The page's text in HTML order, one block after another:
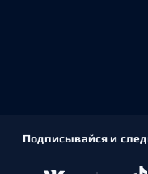
Подписывайся и